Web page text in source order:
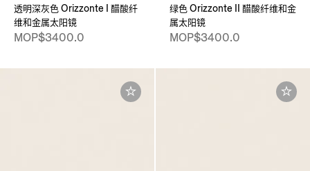
透明深灰色 Orizzonte I 醋酸纤
维和金属太阳镜
MOP$3400.0
绿色 Orizzonte II 醋酸纤维和金
属太阳镜
MOP$3400.0